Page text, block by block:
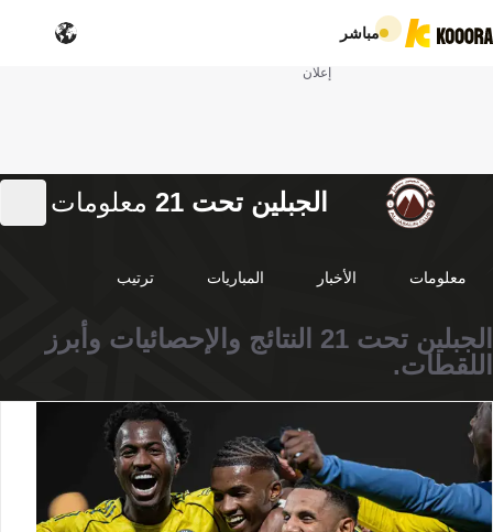
مباشر
إعلان
الجبلين تحت 21 معلومات
معلومات الأخبار المباريات ترتيب
الجبلين تحت 21 النتائج والإحصائيات وأبرز
اللقطات.